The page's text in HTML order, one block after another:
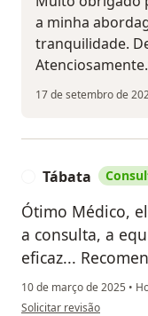
a minha
tranquilidade.
17 de setembro de
Tábata
Ótimo Médico,
a consulta, a
eficaz...
10 de março de 2025 •
na opinião do utilizador
Solicitar revisão